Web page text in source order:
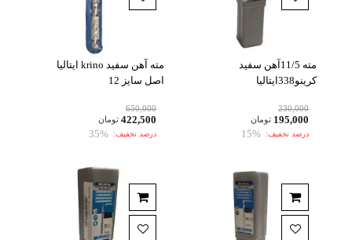
مته 11/5آهن سفید
کرینو338ایتالیا
230,000
195,000 تومان
درصد تخفیف: 15%
مته آهن سفید krino ایتالیا
اصل سایز 12
650,000
422,500 تومان
درصد تخفیف: 35%